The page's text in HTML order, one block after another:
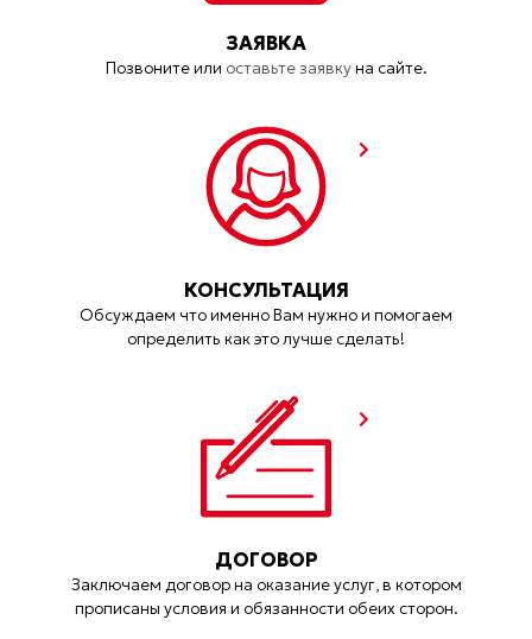
ЗАЯВКА
Позвоните или оставьте заявкуна сайте.
КОНСУЛЬТАЦИЯ
Обсуждаем что именно Вам нужно и помогаем
определить как это лучше сделать!
ДОГОВОР
Заключаем договор на оказание услуг, в котором
прописаны условия и обязанности обеих сторон.